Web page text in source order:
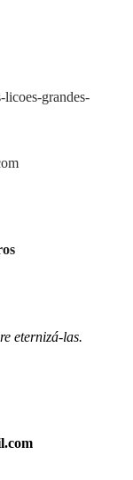
grandes-
eternizá-las.